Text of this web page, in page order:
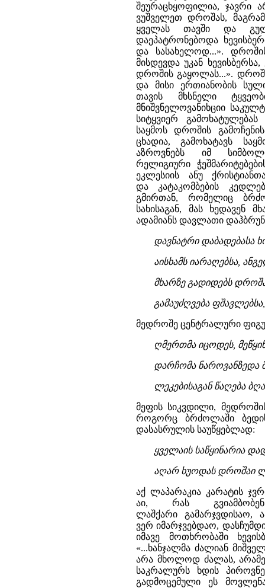
შეურაცხყოფილია, ჯავრი
ვუშველეთ დროშას,
ყველას თავში და
დაეპატრონებოდა
და სასახელოდ...».
მისდევდა უკან
დროშის გაყოლას...».
და მისი ერთიანობის
თავის მხსნელი
მნიშვნელოვანიხციი
სიტყვიერ
საყმოს დროშის
ცხადია, გამოხატავს
აზროვნებს იმ
რელიგიური
ეკლესიის ანუ
და კატაკომბების
გმირთან, რომელიც
სახისაგან, მას
ადამიანს დავლათი
დავნატრი დაბადებასა
აისხამს იარაღებსა,
მხარზე გადიდებს
გამაუძღვება
მედროშე ცენტრალური
ღმერთმა იცოდეს,
დარჩომა ნაროვანზედა
ლეკებისაგან წაღება
მეფის სიკვდილი,
როგორც ბრძოლაში
დასასრულის საუწყებლად:
ყველაის საწყინარია
აღარ ხუოდას დროშაი
აქ ლაპარაკია კარატის
აი, რას
ლაშქარი
ვერ იმარჯვებდაო,
იმავე მოთხრობაში
«...ხანჯალმა ძალიან
არა მხოლოდ ძალას,
საკრალურს ხდის
გადმოცემული ეს